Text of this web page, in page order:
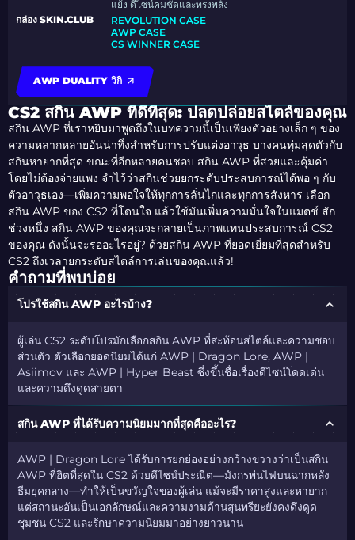
แย้ง ดีไซน์คมชัดและทรงพลัง
กล่อง SKIN.CLUB
REVOLUTION CASE
AWP CASE
CS WINNER CASE
AWP DUALITY วิกิ
CS2 สกิน AWP ที่ดีที่สุด: ปลดปล่อยสไตล์ของคุณ
สกิน AWP ที่เราหยิบมาพูดถึงในบทความนี้เป็นเพียงตัวอย่างเล็ก ๆ ของ
ความหลากหลายอันน่าทึ่งสำหรับการปรับแต่งอาวุธ บางคนทุ่มสุดตัวกับ
สกินหายากที่สุด ขณะที่อีกหลายคนชอบ สกิน AWP ที่สวยและคุ้มค่า
โดยไม่ต้องจ่ายแพง จำไว้ว่าสกินช่วยยกระดับประสบการณ์ได้พอ ๆ กับ
ตัวอาวุธเอง—เพิ่มความพอใจให้ทุกการลั่นไกและทุกการสังหาร เลือก
สกิน AWP ของ CS2 ที่โดนใจ แล้วใช้มันเพิ่มความมั่นใจในแมตช์ สัก
ช่วงหนึ่ง สกิน AWP ของคุณจะกลายเป็นภาพแทนประสบการณ์ CS2
ของคุณ ดังนั้นจะรออะไรอยู่? ด้วยสกิน AWP ที่ยอดเยี่ยมที่สุดสำหรับ
CS2 ถึงเวลายกระดับสไตล์การเล่นของคุณแล้ว!
คำถามที่พบบ่อย
โปรใช้สกิน AWP อะไรบ้าง?
ผู้เล่น CS2 ระดับโปรมักเลือกสกิน AWP ที่สะท้อนสไตล์และความชอบ
ส่วนตัว ตัวเลือกยอดนิยมได้แก่ AWP | Dragon Lore, AWP |
Asiimov และ AWP | Hyper Beast ซึ่งขึ้นชื่อเรื่องดีไซน์โดดเด่น
และความดึงดูดสายตา
สกิน AWP ที่ได้รับความนิยมมากที่สุดคืออะไร?
AWP | Dragon Lore ได้รับการยกย่องอย่างกว้างขวางว่าเป็นสกิน
AWP ที่ฮิตที่สุดใน CS2 ด้วยดีไซน์ประณีต—มังกรพ่นไฟบนฉากหลัง
ธีมยุคกลาง—ทำให้เป็นขวัญใจของผู้เล่น แม้จะมีราคาสูงและหายาก
แต่สถานะอันเป็นเอกลักษณ์และความงามด้านสุนทรียะยังคงดึงดูด
ชุมชน CS2 และรักษาความนิยมมาอย่างยาวนาน